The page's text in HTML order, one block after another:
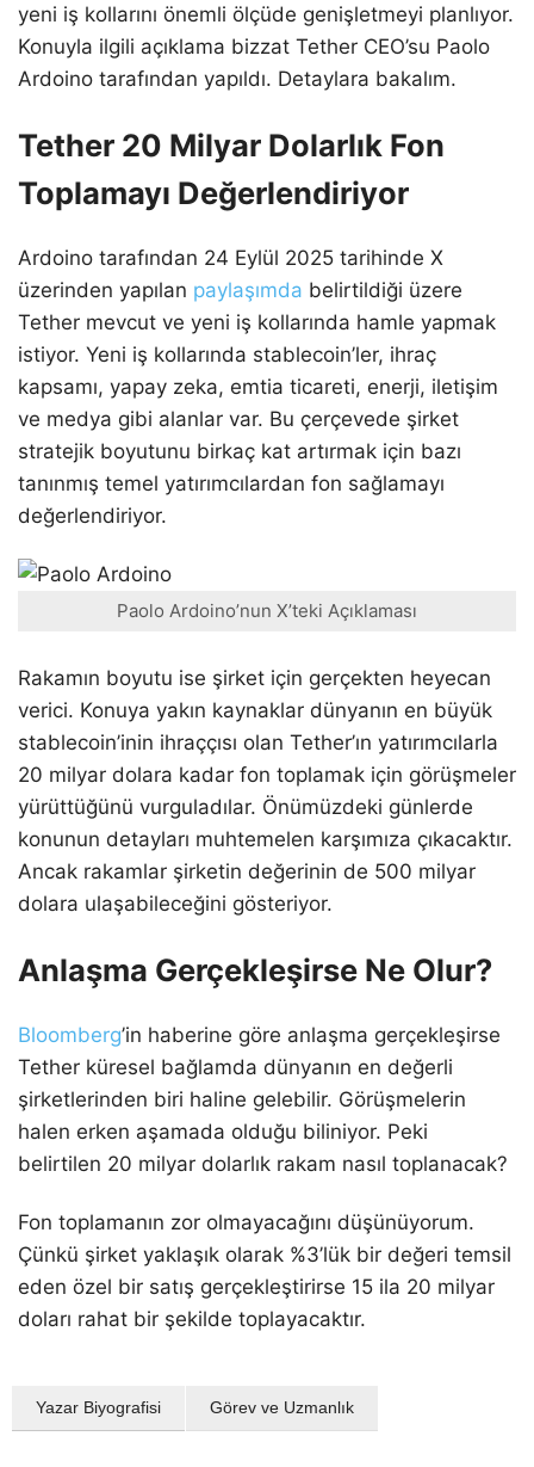
yeni iş kollarını önemli ölçüde genişletmeyi planlıyor.
Konuyla ilgili açıklama bizzat Tether CEO’su Paolo
Ardoino tarafından yapıldı. Detaylara bakalım.
Tether 20 Milyar Dolarlık Fon
Toplamayı Değerlendiriyor
Ardoino tarafından 24 Eylül 2025 tarihinde X
üzerinden yapılan paylaşımda belirtildiği üzere
Tether mevcut ve yeni iş kollarında hamle yapmak
istiyor. Yeni iş kollarında stablecoin’ler, ihraç
kapsamı, yapay zeka, emtia ticareti, enerji, iletişim
ve medya gibi alanlar var. Bu çerçevede şirket
stratejik boyutunu birkaç kat artırmak için bazı
tanınmış temel yatırımcılardan fon sağlamayı
değerlendiriyor.
Paolo Ardoino’nun X’teki Açıklaması
Rakamın boyutu ise şirket için gerçekten heyecan
verici. Konuya yakın kaynaklar dünyanın en büyük
stablecoin’inin ihraççısı olan Tether’ın yatırımcılarla
20 milyar dolara kadar fon toplamak için görüşmeler
yürüttüğünü vurguladılar. Önümüzdeki günlerde
konunun detayları muhtemelen karşımıza çıkacaktır.
Ancak rakamlar şirketin değerinin de 500 milyar
dolara ulaşabileceğini gösteriyor.
Anlaşma Gerçekleşirse Ne Olur?
Bloomberg’in haberine göre anlaşma gerçekleşirse
Tether küresel bağlamda dünyanın en değerli
şirketlerinden biri haline gelebilir. Görüşmelerin
halen erken aşamada olduğu biliniyor. Peki
belirtilen 20 milyar dolarlık rakam nasıl toplanacak?
Fon toplamanın zor olmayacağını düşünüyorum.
Çünkü şirket yaklaşık olarak %3’lük bir değeri temsil
eden özel bir satış gerçekleştirirse 15 ila 20 milyar
doları rahat bir şekilde toplayacaktır.
Yazar Biyografisi Görev ve Uzmanlık